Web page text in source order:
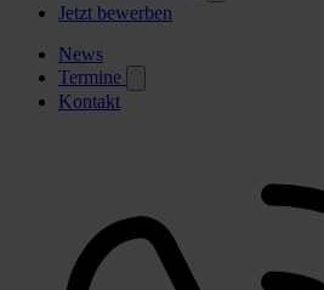
Jetzt bewerben
News
Termine
Kontakt